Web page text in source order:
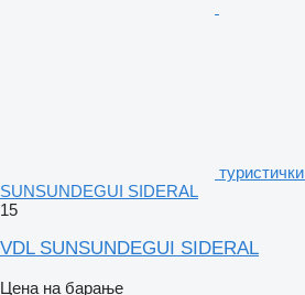
SUNSUNDEGUI SIDERAL
15
VDL SUNSUNDEGUI SIDERAL
Цена на барање